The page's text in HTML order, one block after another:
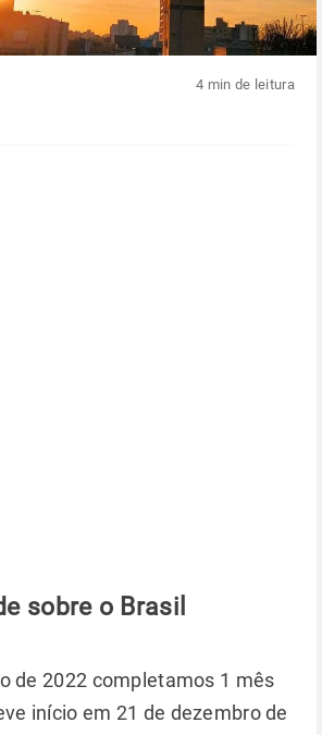
4 min de leitura
sobre o Brasil
de 2022 completamos 1 mês
início em 21 de dezembro de